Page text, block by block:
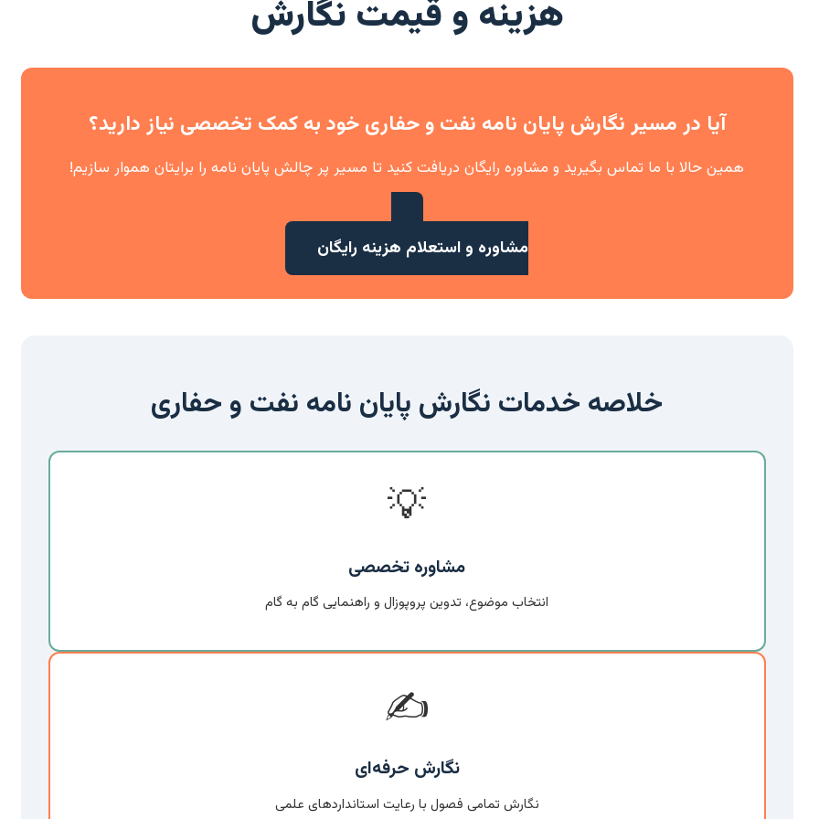
هزینه و قیمت نگارش
آیا در مسیر نگارش پایان نامه نفت و حفاری خود به کمک تخصصی نیاز دارید؟
همین حالا با ما تماس بگیرید و مشاوره رایگان دریافت کنید تا مسیر پر چالش پایان نامه را برایتان هموار سازیم!
مشاوره و استعلام هزینه رایگان
خلاصه خدمات نگارش پایان نامه نفت و حفاری
💡
مشاوره تخصصی
انتخاب موضوع، تدوین پروپوزال و راهنمایی گام به گام
✍️
نگارش حرفه‌ای
نگارش تمامی فصول با رعایت استانداردهای علمی